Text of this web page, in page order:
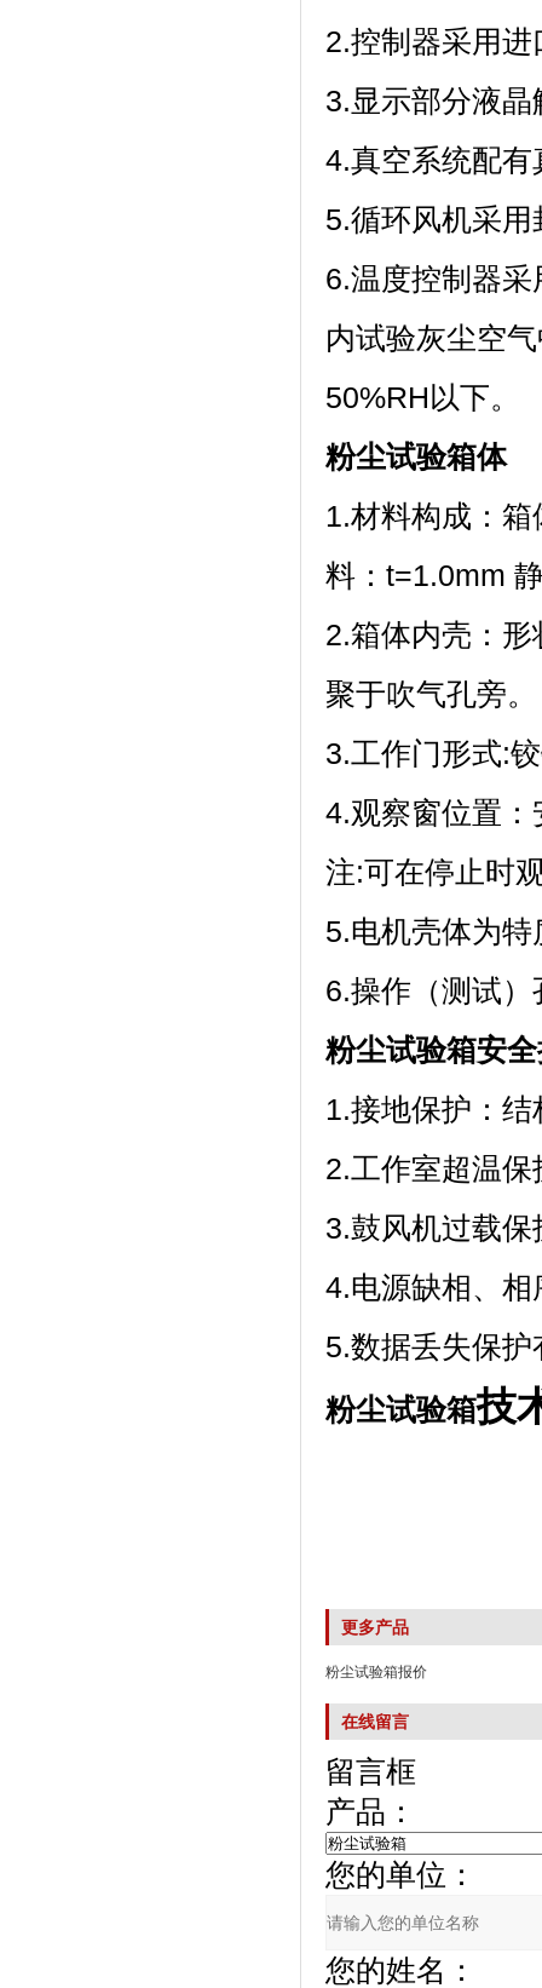
2.控制器采用
3.显示部分液晶
4.真空系统配有真
5.循环风机采用
6.温度控制器采
内试验灰尘空气
50%RH以下。
粉尘试验箱体
1.材料构成
料：
2.箱体内壳
聚于吹气孔旁。
3.工作门形式:
4.观察窗位置
注:可在停止时观
5.电机壳体为特质
6.操作（测试）
粉尘试验箱安
1.接地保护：
2.工作室超温
3.鼓风机过载保
4.电源缺相、
5.数据丢失保
粉尘试验箱技
更多产品
粉尘试验箱报价
在线留言
留言框
产品：
您的单位：
您的姓名：